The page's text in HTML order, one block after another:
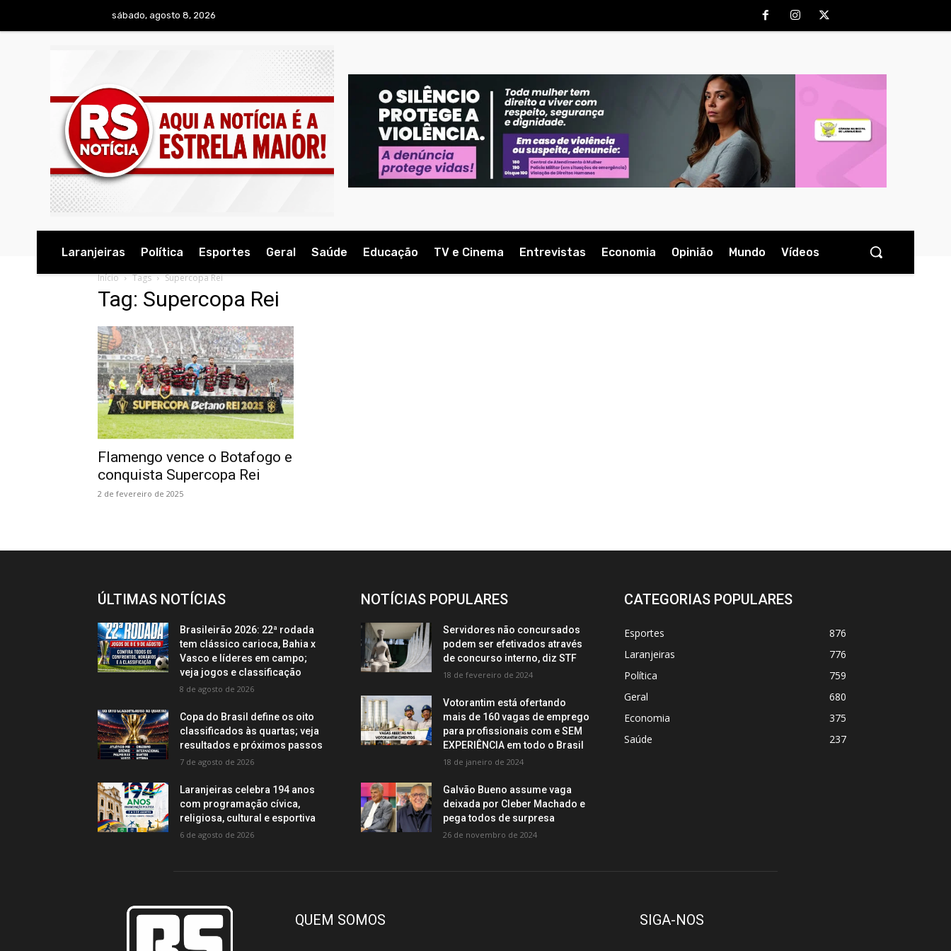
sábado, agosto 8, 2026
Laranjeiras Política Esportes Geral Saúde Educação TV e Cinema Entrevistas Economia Opinião Mundo Vídeos
Início Tags Supercopa Rei
Tag: Supercopa Rei
Flamengo vence o Botafogo e
conquista Supercopa Rei
2 de fevereiro de 2025
ÚLTIMAS NOTÍCIAS
Brasileirão 2026: 22ª rodada
tem clássico carioca, Bahia x
Vasco e líderes em campo;
veja jogos e classificação
8 de agosto de 2026
Copa do Brasil define os oito
classificados às quartas; veja
resultados e próximos passos
7 de agosto de 2026
Laranjeiras celebra 194 anos
com programação cívica,
religiosa, cultural e esportiva
6 de agosto de 2026
NOTÍCIAS POPULARES
Servidores não concursados
podem ser efetivados através
de concurso interno, diz STF
18 de fevereiro de 2024
Votorantim está ofertando
mais de 160 vagas de emprego
para profissionais com e SEM
EXPERIÊNCIA em todo o Brasil
18 de janeiro de 2024
Galvão Bueno assume vaga
deixada por Cleber Machado e
pega todos de surpresa
26 de novembro de 2024
CATEGORIAS POPULARES
Esportes
876
Laranjeiras
776
Política
759
Geral
680
Economia
375
Saúde
237
QUEM SOMOS SIGA-NOS